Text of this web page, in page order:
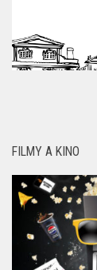
FILMY A KINO